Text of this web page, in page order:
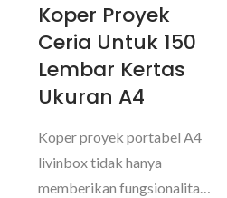
Koper Proyek
Ceria Untuk 150
Lembar Kertas
Ukuran A4
Koper proyek portabel A4
livinbox tidak hanya
memberikan fungsionalitas